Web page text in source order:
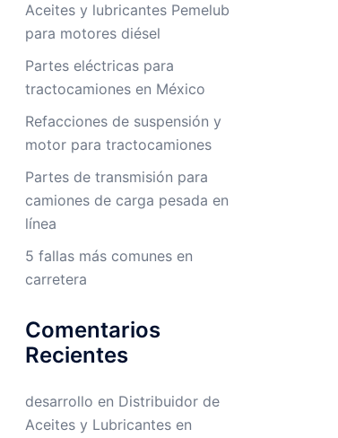
Aceites y lubricantes Pemelub
para motores diésel
Partes eléctricas para
tractocamiones en México
Refacciones de suspensión y
motor para tractocamiones
Partes de transmisión para
camiones de carga pesada en
línea
5 fallas más comunes en
carretera
Comentarios
Recientes
desarrollo en Distribuidor de
Aceites y Lubricantes en